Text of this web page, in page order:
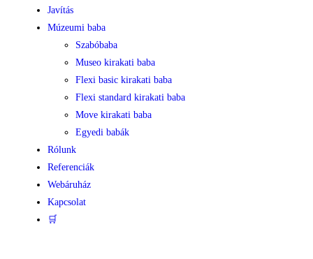
Javítás
Múzeumi baba
Szabóbaba
Museo kirakati baba
Flexi basic kirakati baba
Flexi standard kirakati baba
Move kirakati baba
Egyedi babák
Rólunk
Referenciák
Webáruház
Kapcsolat
🛒